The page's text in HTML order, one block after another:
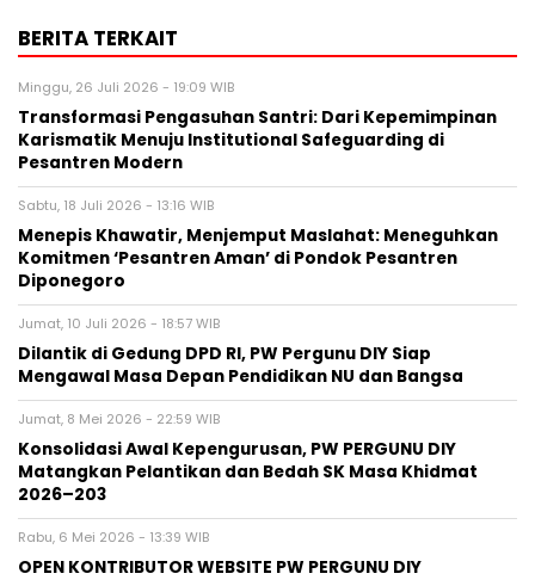
BERITA TERKAIT
Minggu, 26 Juli 2026 - 19:09 WIB
Transformasi Pengasuhan Santri: Dari Kepemimpinan
Karismatik Menuju Institutional Safeguarding di
Pesantren Modern
Sabtu, 18 Juli 2026 - 13:16 WIB
Menepis Khawatir, Menjemput Maslahat: Meneguhkan
Komitmen ‘Pesantren Aman’ di Pondok Pesantren
Diponegoro
Jumat, 10 Juli 2026 - 18:57 WIB
Dilantik di Gedung DPD RI, PW Pergunu DIY Siap
Mengawal Masa Depan Pendidikan NU dan Bangsa
Jumat, 8 Mei 2026 - 22:59 WIB
Konsolidasi Awal Kepengurusan, PW PERGUNU DIY
Matangkan Pelantikan dan Bedah SK Masa Khidmat
2026–203
Rabu, 6 Mei 2026 - 13:39 WIB
OPEN KONTRIBUTOR WEBSITE PW PERGUNU DIY